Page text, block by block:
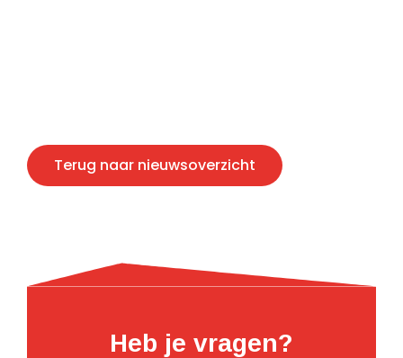
Terug naar nieuwsoverzicht
Heb je vragen?